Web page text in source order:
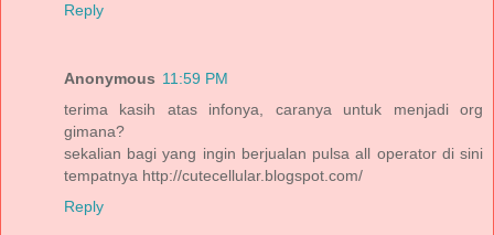
Reply
Anonymous 11:59 PM
terima kasih atas infonya, caranya untuk menjadi org
gimana?
sekalian bagi yang ingin berjualan pulsa all operator di sini
tempatnya http://cutecellular.blogspot.com/
Reply